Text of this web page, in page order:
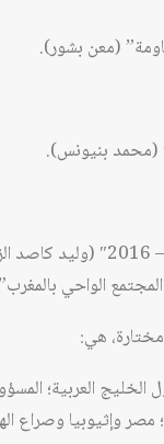
(معن بشور).
(محمد بنيونس).
الواحي
هي:
العربية؛
مصر وإثيوبيا